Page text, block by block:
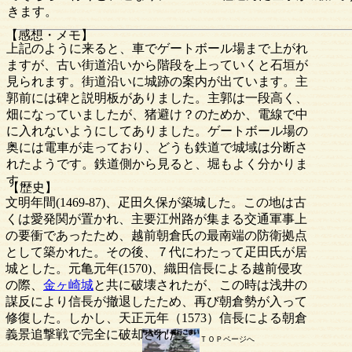
【感想・メモ】
【歴史】
ＴＯＰページへ
きます。
上記のように来ると、車でゲートボール場まで上がれ
ますが、古い街道沿いから階段を上っていくと石垣が
見られます。街道沿いに城跡の案内が出ています。主
郭前には碑と説明板がありました。主郭は一段高く、
畑になっていましたが、猪避け？のためか、電線で中
に入れないようにしてありました。ゲートボール場の
奥には電車が走っており、どうも鉄道で城域は分断さ
れたようです。鉄道側から見ると、堀もよく分かりま
す。
文明年間(1469-87)、疋田久保が築城した。この地は古
くは愛発関が置かれ、主要江州路が集まる交通軍事上
の要衝であったため、越前朝倉氏の最南端の防衛拠点
として築かれた。その後、７代にわたって疋田氏が居
城とした。元亀元年(1570)、織田信長による越前侵攻
の際、 金ヶ崎城と共に破壊されたが、この時は浅井の
謀反により信長が撤退したため、再び朝倉勢が入って
修復した。しかし、天正元年（1573）信長による朝倉
義景追撃戦で完全に破却された。